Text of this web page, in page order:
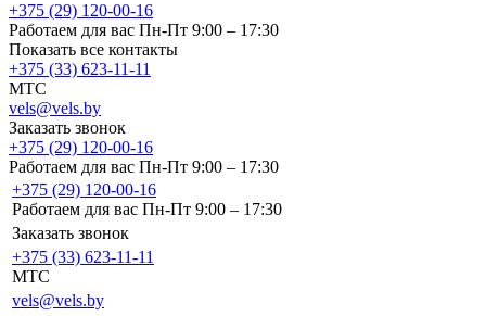
+375 (29) 120-00-16
Работаем для вас Пн-Пт 9:00 – 17:30
Показать все контакты
+375 (33) 623-11-11
MTC
vels@vels.by
Заказать звонок
+375 (29) 120-00-16
Работаем для вас Пн-Пт 9:00 – 17:30
+375 (29) 120-00-16
Работаем для вас Пн-Пт 9:00 – 17:30
Заказать звонок
+375 (33) 623-11-11
MTC
vels@vels.by